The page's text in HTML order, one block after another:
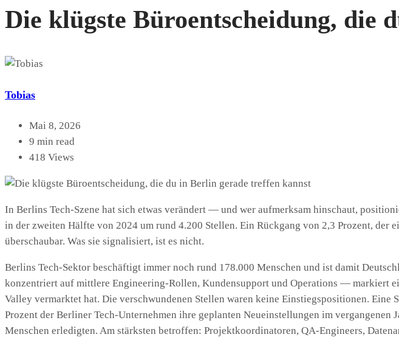
Die klügste Büroentscheidung, die
Tobias
Mai 8, 2026
9 min read
418 Views
In Berlins Tech-Szene hat sich etwas verändert — und wer aufmerksam hinschaut,
in der zweiten Hälfte von 2024 um rund 4.200 Stellen. Ein Rückgang von 2,3 Prozent, der
überschaubar. Was sie signalisiert, ist es nicht.
Berlins Tech-Sektor beschäftigt immer noch rund 178.000 Menschen und ist damit
konzentriert auf mittlere Engineering-Rollen, Kundensupport und Operations — markiert
Valley vermarktet hat. Die verschwundenen Stellen waren keine Einstiegspositionen.
Prozent der Berliner Tech-Unternehmen ihre geplanten Neueinstellungen im
Menschen erledigten. Am stärksten betroffen: Projektkoordinatoren, QA-Engineers,